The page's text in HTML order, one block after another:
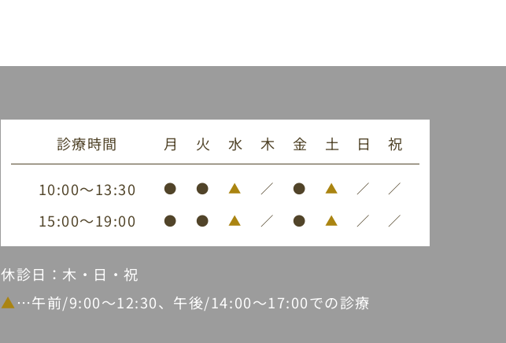
診療時間 月 火 水 木 金 土 日 祝
10:00～13:30 ● ● ▲ ／ ● ▲ ／ ／
15:00～19:00 ● ● ▲ ／ ● ▲ ／ ／
休診日：木・日・祝
▲…午前/9:00～12:30、午後/14:00～17:00での診療